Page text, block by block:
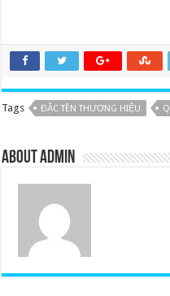
Tags ĐẶC TÊN THƯƠNG HIỆU
About admin